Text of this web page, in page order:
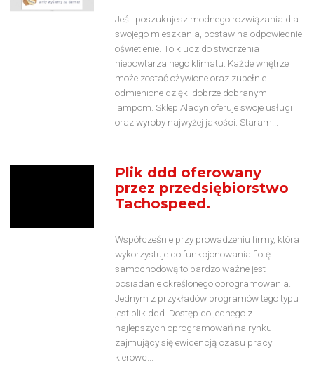
Jeśli poszukujesz modnego rozwiązania dla
swojego mieszkania, postaw na odpowiednie
oświetlenie. To klucz do stworzenia
niepowtarzalnego klimatu. Każde wnętrze
może zostać ożywione oraz zupełnie
odmienione dzięki dobrze dobranym
lampom. Sklep Aladyn oferuje swoje usługi
oraz wyroby najwyżej jakości. Staram...
Plik ddd oferowany
przez przedsiębiorstwo
Tachospeed.
Współcześnie przy prowadzeniu firmy, która
wykorzystuje do funkcjonowania flotę
samochodową to bardzo ważne jest
posiadanie określonego oprogramowania.
Jednym z przykładów programów tego typu
jest plik ddd. Dostęp do jednego z
najlepszych oprogramowań na rynku
zajmujący się ewidencją czasu pracy
kierowc...